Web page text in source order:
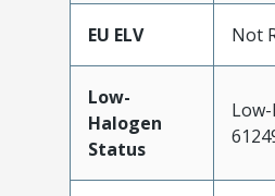
EU ELV Not
Low-
Halogen
Status